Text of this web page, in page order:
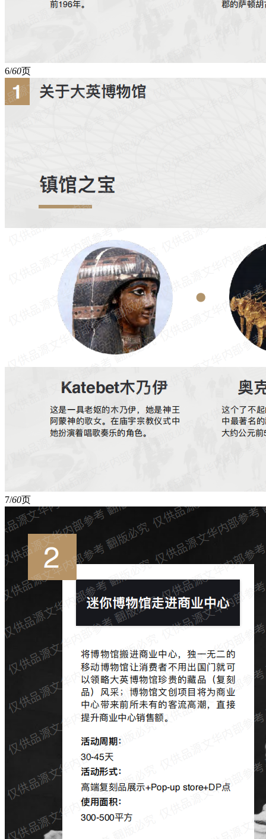
6/60页
7/60页